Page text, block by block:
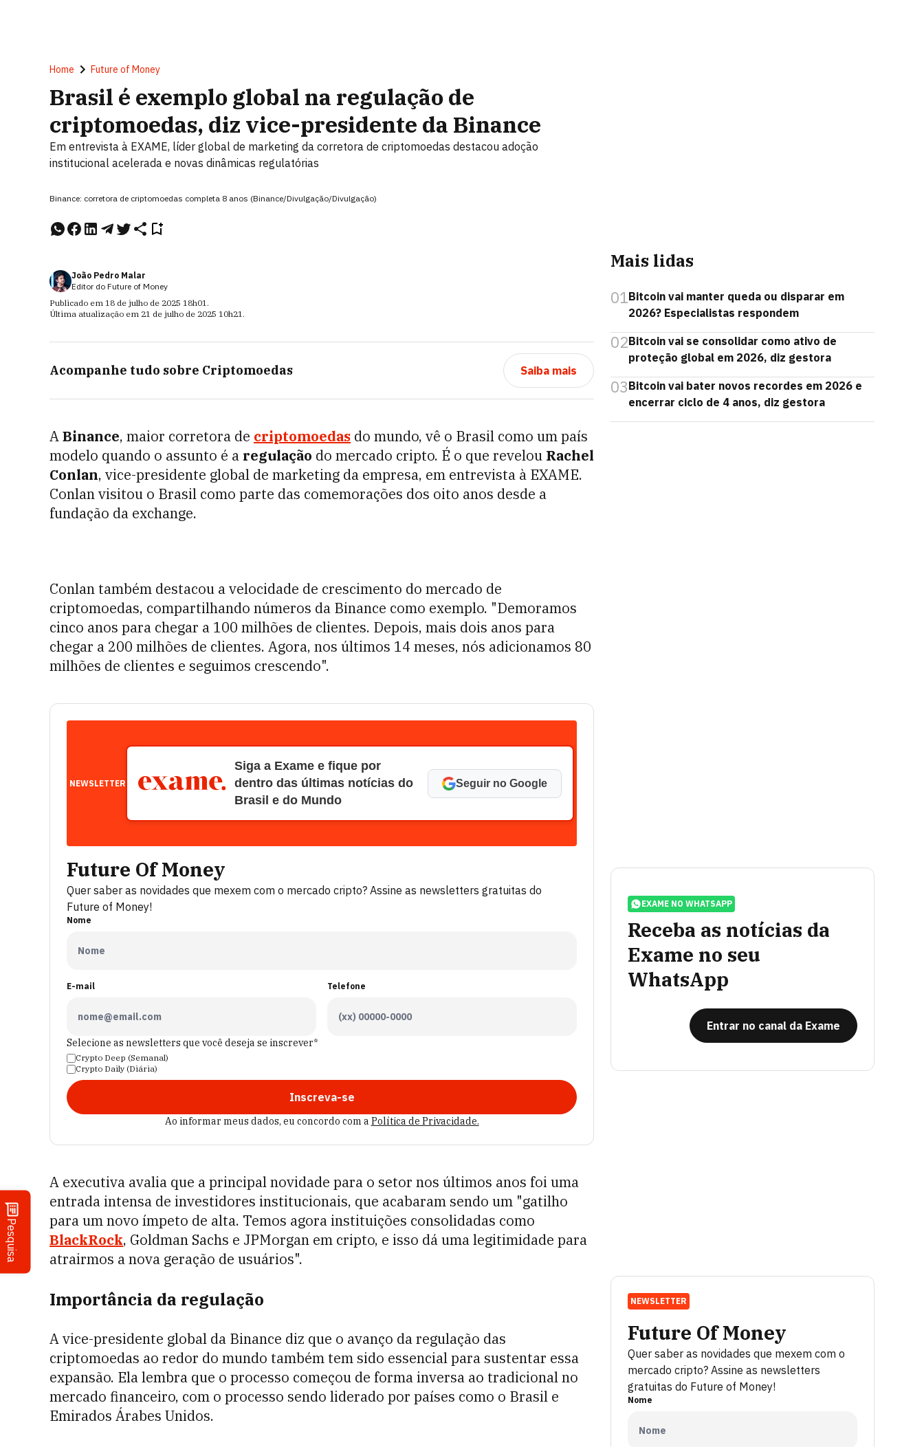
Pesquisa
Home Future of Money
Brasil é exemplo global na regulação de
criptomoedas, diz vice-presidente da Binance
Em entrevista à EXAME, líder global de marketing da corretora de criptomoedas destacou adoção
institucional acelerada e novas dinâmicas regulatórias
Binance: corretora de criptomoedas completa 8 anos (Binance/Divulgação/Divulgação)
João Pedro Malar
Editor do Future of Money
Publicado em 18 de julho de 2025 18h01.
Última atualização em 21 de julho de 2025 10h21.
Acompanhe tudo sobre Criptomoedas Saiba mais
ABinance, maior corretora de criptomoedas do mundo, vê o Brasil como um país
modelo quando o assunto é a regulação do mercado cripto. É o que revelou Rachel
Conlan, vice-presidente global de marketing da empresa, em entrevista à EXAME.
Conlan visitou o Brasil como parte das comemorações dos oito anos desde a
fundação da exchange.
Conlan também destacou a velocidade de crescimento do mercado de
criptomoedas, compartilhando números da Binance como exemplo. "Demoramos
cinco anos para chegar a 100 milhões de clientes. Depois, mais dois anos para
chegar a 200 milhões de clientes. Agora, nos últimos 14 meses, nós adicionamos 80
milhões de clientes e seguimos crescendo".
NEWSLETTER
Siga a Exame e fique por
dentro das últimas notícias do
Brasil e do Mundo
Seguir no Google
Future Of Money
Quer saber as novidades que mexem com o mercado cripto? Assine as newsletters gratuitas do
Future of Money!
Nome
E-mail Telefone
Selecione as newsletters que você deseja se inscrever*
Crypto Deep (Semanal)
Crypto Daily (Diária)
Inscreva-se
Ao informar meus dados, eu concordo com a Política de Privacidade.
A executiva avalia que a principal novidade para o setor nos últimos anos foi uma
entrada intensa de investidores institucionais, que acabaram sendo um "gatilho
para um novo ímpeto de alta. Temos agora instituições consolidadas como
BlackRock, Goldman Sachs e JPMorgan em cripto, e isso dá uma legitimidade para
atrairmos a nova geração de usuários".
Importância da regulação
A vice-presidente global da Binance diz que o avanço da regulação das
criptomoedas ao redor do mundo também tem sido essencial para sustentar essa
expansão. Ela lembra que o processo começou de forma inversa ao tradicional no
mercado financeiro, com o processo sendo liderado por países como o Brasil e
Emirados Árabes Unidos.
Mais lidas
01Bitcoin vai manter queda ou disparar em
2026? Especialistas respondem
02Bitcoin vai se consolidar como ativo de
proteção global em 2026, diz gestora
03Bitcoin vai bater novos recordes em 2026 e
encerrar ciclo de 4 anos, diz gestora
EXAME NO WHATSAPP
Receba as notícias da
Exame no seu
WhatsApp
Entrar no canal da Exame
NEWSLETTER
Future Of Money
Quer saber as novidades que mexem com o
mercado cripto? Assine as newsletters
gratuitas do Future of Money!
Nome